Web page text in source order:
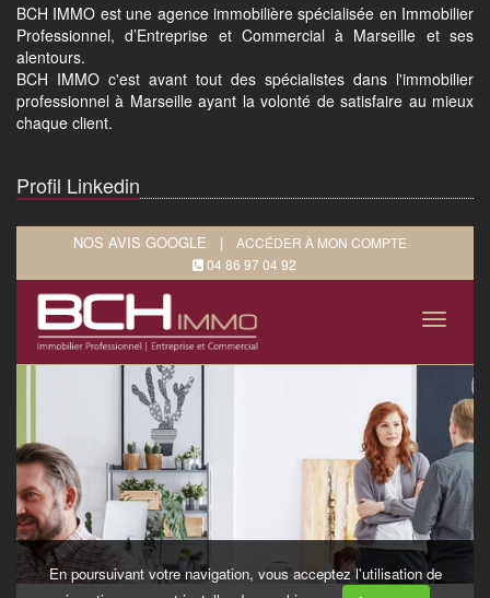
BCH IMMO est une agence immobilière spécialisée en Immobilier
Professionnel, d’Entreprise et Commercial à Marseille et ses
alentours.
BCH IMMO c'est avant tout des spécialistes dans l'immobilier
professionnel à Marseille ayant la volonté de satisfaire au mieux
chaque client.
Profil Linkedin